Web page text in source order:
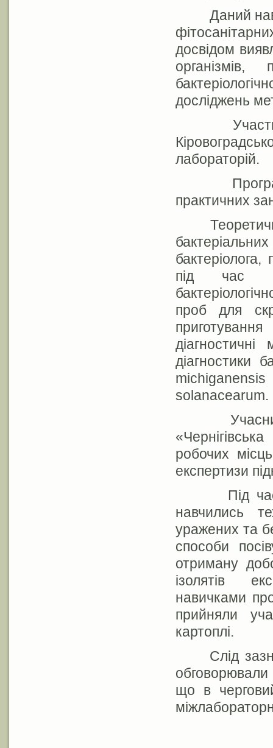
Даний
досвідом
досліджень
Участь у
лабораторій.
Програма
практичних
під час
проб для
діагностики
solanacearum.
Учасники
робочих
експертизи
Під час
навчились
уражених та
способи
отриману
ізолятів
навичками
прийняли
картоплі.
Слід
що в